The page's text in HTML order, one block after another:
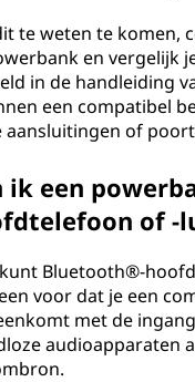
te weten te komen,
en vergelijk
in de handleiding
een compatibel
aansluitingen of
ik een
of -
kunt Bluetooth®-
voor dat je een
met de
audioapparaten